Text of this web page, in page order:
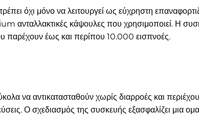
όχι μόνο να λειτουργεί ως εύχρηστη
ανταλλακτικές κάψουλες που χρησιμοποιεί. Η
παρέχουν έως και περίπου 10.000 εισπνοές.
να αντικατασταθούν χωρίς διαρροές και
Ο σχεδιασμός της συσκευής εξασφαλίζει μια